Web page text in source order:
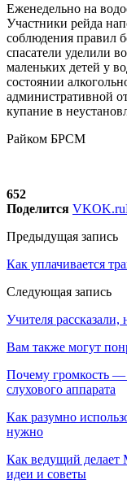
Еженедельно на
Участники рейда
соблюдения правил
спасатели уделили
маленьких детей у
состоянии
административной
купание в
Райком БРСМ
652
Поделится VKOK.ru
Предыдущая запись
Как уплачивается
Следующая запись
Учителя рассказали,
Вам также могут
Почему громкость —
слухового аппарата
Как разумно
нужно
Как ведущий
идеи и советы